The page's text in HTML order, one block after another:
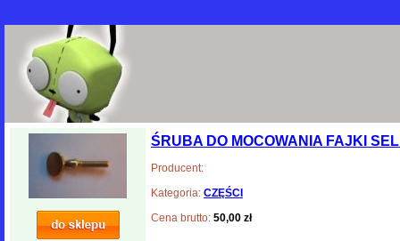
ŚRUBA DO MOCOWANIA FAJKI
Producent:
Kategoria: CZĘŚCI
Cena brutto: 50,00 zł